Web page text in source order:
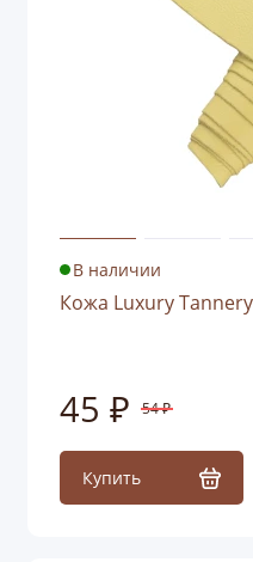
В наличии
Кожа Luxury
45 ₽ 54 ₽
Купить